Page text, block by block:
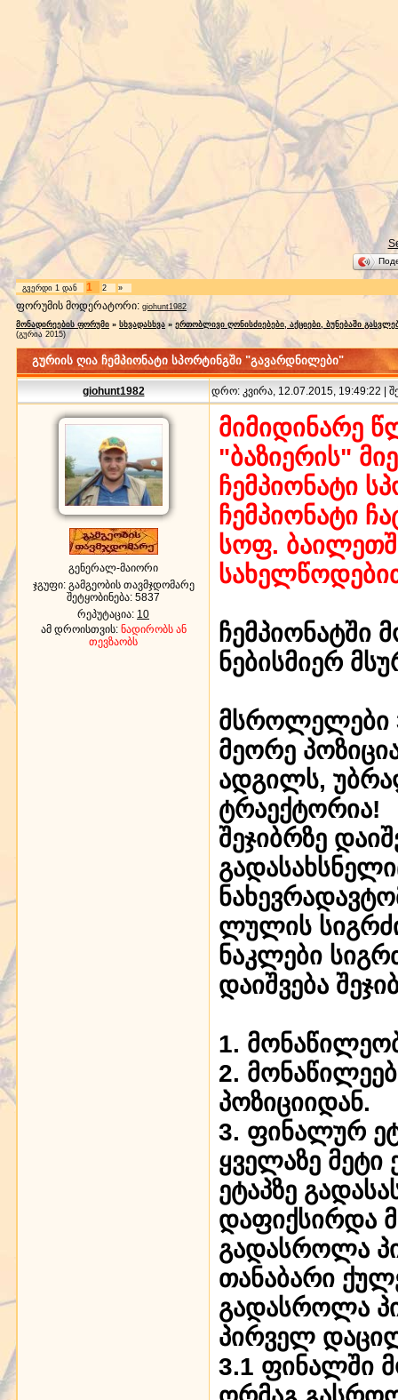
გვერდი 1 დან 1 2 »
ფორუმის მოდერატორი: giohunt1982
მონადირეების ფორუმი » სხვადასხვა » ერთობლივი ღონისძიებები, აქციები, ბუნებაში
(გურია 2015)
გურიის ღია ჩემპიონატი სპორტინგში "გავარდნილები"
giohunt1982 დრო: კვირა, 12.07.2015, 19:49:22 |
გენერალ-მაიორი
ჯგუფი: გამგეობის თავმჯდომარე
შეტყობინება: 5837
რეპუტაცია: 10
ამ დროისთვის: ნადირობს ან
თევზაობს
მიმიდინარე
"ბაზიერის"
ჩემპიონატი
ჩემპიონატი
სოფ.
ჩემპიონატში
ნებისმიერ
მსროლელები 3
მეორე
ადგილს,
ტრაექტორია!
შეჯიბრზე
ლულის
ნაკლები
დაიშვება
1.
2.
პოზიციიდან.
3. ფინალურ
ყველაზე
ეტაპზე
დაფიქსირდა
გადასროლა
თანაბარი
გადასროლა
პირველ
3.1 ფინალში